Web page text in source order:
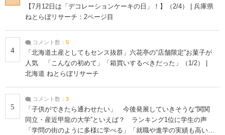
【7月12日は「デコレーションケーキの日」！】（2/4） | 兵庫県
ねとらぼリサーチ：2ページ目
4
コメント数： 5
「北海道土産としてもセンス抜群」六花亭の“店舗限定”お菓子が
人気 「こんなの初めて」「箱買いするべきだった」（1/2） |
北海道 ねとらぼリサーチ
5
コメント数： 3
「子供ができたら通わせたい」 今後発展していきそうな“関関
同立・産近甲龍の大学”といえば？ ランキング1位に学生の声
「学問の街のように多様に学べる」「就職や進学の実績も高い」